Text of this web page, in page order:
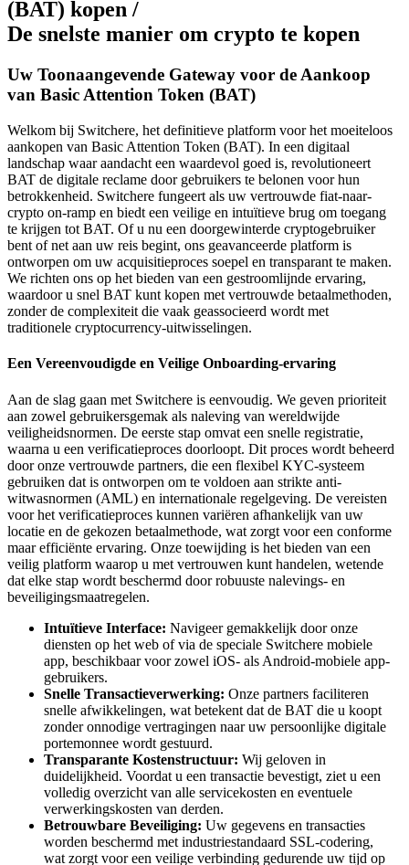
(BAT) kopen /
De snelste manier om crypto te kopen
Uw Toonaangevende Gateway voor de Aankoop
van Basic Attention Token (BAT)
Welkom bij Switchere, het definitieve platform voor het moeiteloos
aankopen van Basic Attention Token (BAT). In een digitaal
landschap waar aandacht een waardevol goed is, revolutioneert
BAT de digitale reclame door gebruikers te belonen voor hun
betrokkenheid. Switchere fungeert als uw vertrouwde fiat-naar-
crypto on-ramp en biedt een veilige en intuïtieve brug om toegang
te krijgen tot BAT. Of u nu een doorgewinterde cryptogebruiker
bent of net aan uw reis begint, ons geavanceerde platform is
ontworpen om uw acquisitieproces soepel en transparant te maken.
We richten ons op het bieden van een gestroomlijnde ervaring,
waardoor u snel BAT kunt kopen met vertrouwde betaalmethoden,
zonder de complexiteit die vaak geassocieerd wordt met
traditionele cryptocurrency-uitwisselingen.
Een Vereenvoudigde en Veilige Onboarding-ervaring
Aan de slag gaan met Switchere is eenvoudig. We geven prioriteit
aan zowel gebruikersgemak als naleving van wereldwijde
veiligheidsnormen. De eerste stap omvat een snelle registratie,
waarna u een verificatieproces doorloopt. Dit proces wordt beheerd
door onze vertrouwde partners, die een flexibel KYC-systeem
gebruiken dat is ontworpen om te voldoen aan strikte anti-
witwasnormen (AML) en internationale regelgeving. De vereisten
voor het verificatieproces kunnen variëren afhankelijk van uw
locatie en de gekozen betaalmethode, wat zorgt voor een conforme
maar efficiënte ervaring. Onze toewijding is het bieden van een
veilig platform waarop u met vertrouwen kunt handelen, wetende
dat elke stap wordt beschermd door robuuste nalevings- en
beveiligingsmaatregelen.
Intuïtieve Interface: Navigeer gemakkelijk door onze
diensten op het web of via de speciale Switchere mobiele
app, beschikbaar voor zowel iOS- als Android-mobiele app-
gebruikers.
Snelle Transactieverwerking: Onze partners faciliteren
snelle afwikkelingen, wat betekent dat de BAT die u koopt
zonder onnodige vertragingen naar uw persoonlijke digitale
portemonnee wordt gestuurd.
Transparante Kostenstructuur: Wij geloven in
duidelijkheid. Voordat u een transactie bevestigt, ziet u een
volledig overzicht van alle servicekosten en eventuele
verwerkingskosten van derden.
Betrouwbare Beveiliging: Uw gegevens en transacties
worden beschermd met industriestandaard SSL-codering,
wat zorgt voor een veilige verbinding gedurende uw tijd op